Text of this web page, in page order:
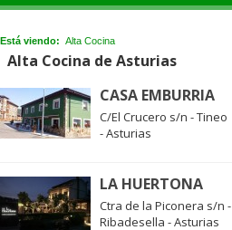
Está viendo: Alta Cocina
Alta Cocina de Asturias
CASA EMBURRIA
C/El Crucero s/n - Tineo
- Asturias
LA HUERTONA
Ctra de la Piconera s/n -
Ribadesella - Asturias